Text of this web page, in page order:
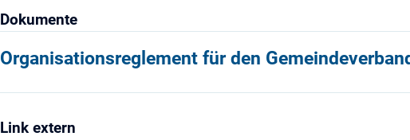
Dokumente
Organisationsreglement für den
Link extern